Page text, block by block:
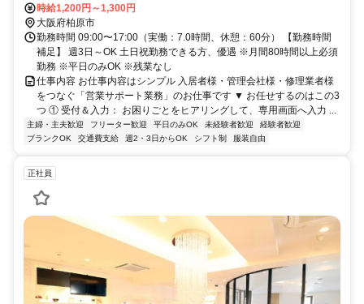
勤応相談
時給1,200円～1,300円
大阪府柏原市
勤務時間 09:00〜17:00（実働：7.0時間、休憩：60分） 【勤務時間
補足】 週3日～OK 土日祝勤務できる方、優遇 ※月間80時間以上必須
勤務 ※平日のみOK ※残業なし
仕事内容 お仕事内容はシンプル 入居者様・管理会社様・修理業者様
をつなぐ「営業サポート業務」のお仕事です ▼ お任せするのはこの3
つ ① 受付＆入力： お困りごとをヒアリングして、専用画面へ入力 ...
主婦・主夫歓迎 フリーター歓迎 平日のみOK 未経験者歓迎
経験者歓迎
ブランクOK
交通費支給 週2・3日からOK シフト制 服装自由
正社員